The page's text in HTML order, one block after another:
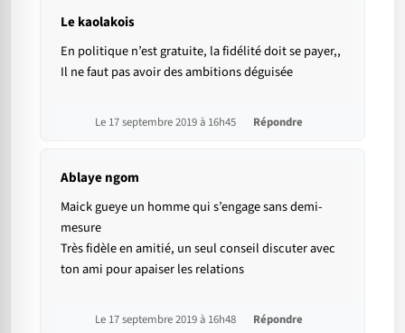
Le kaolakois
En politique n’est gratuite, la fidélité doit se payer,,
Il ne faut pas avoir des ambitions déguisée
Le 17 septembre 2019 à 16h45 Répondre
Ablaye ngom
Maick gueye un homme qui s’engage sans demi-
mesure
Très fidèle en amitié, un seul conseil discuter avec
ton ami pour apaiser les relations
Le 17 septembre 2019 à 16h48 Répondre